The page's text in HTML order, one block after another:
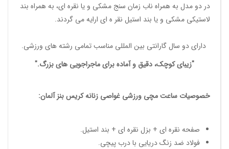
در دو مدل به همراه ناب زمان سنج مشکی و یا نقره ای، به همراه بند
لاستیکی مشکی و یا بند استیل نقر ه ای ارایه می گردند.
دارای دو سال گارانتی بین المللی مناسب تمامی رشته های ورزشی.
"زیبای کوچک، دقیق و آماده برای ماجراجویی های بزرگ."
خصوصیات ساعت مچی ورزشی غواصی زنانهکریس بنز آلمان:
صفحه نقره ای + بزل نقره ای + بند استیل.
فولاد ضد زنگ دریایی با درب پیچی.